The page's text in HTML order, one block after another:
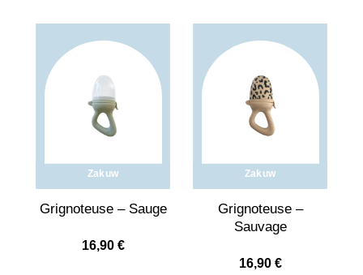
Zakuw
Grignoteuse – Sauge
16,90 €
Zakuw
Grignoteuse –
Sauvage
16,90 €